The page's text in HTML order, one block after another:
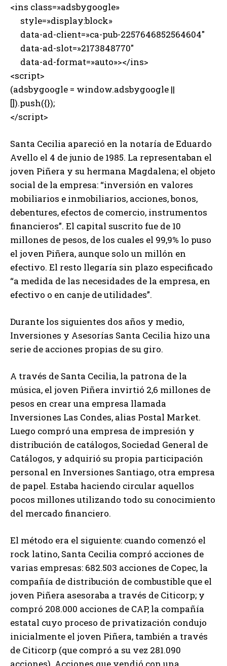
<ins class=»adsbygoogle»
style=»display:block»
data-ad-client=»ca-pub-2257646852564604″
data-ad-slot=»2173848770″
data-ad-format=»auto»></ins>
<script>
(adsbygoogle = window.adsbygoogle ||
[]).push({});
</script>
Santa Cecilia apareció en la notaría de Eduardo
Avello el 4 de junio de 1985. La representaban el
joven Piñera y su hermana Magdalena; el objeto
social de la empresa: “inversión en valores
mobiliarios e inmobiliarios, acciones, bonos,
debentures, efectos de comercio, instrumentos
financieros”. El capital suscrito fue de 10
millones de pesos, de los cuales el 99,9% lo puso
el joven Piñera, aunque solo un millón en
efectivo. El resto llegaría sin plazo especificado
“a medida de las necesidades de la empresa, en
efectivo o en canje de utilidades”.
Durante los siguientes dos años y medio,
Inversiones y Asesorías Santa Cecilia hizo una
serie de acciones propias de su giro.
A través de Santa Cecilia, la patrona de la
música, el joven Piñera invirtió 2,6 millones de
pesos en crear una empresa llamada
Inversiones Las Condes, alias Postal Market.
Luego compró una empresa de impresión y
distribución de catálogos, Sociedad General de
Catálogos, y adquirió su propia participación
personal en Inversiones Santiago, otra empresa
de papel. Estaba haciendo circular aquellos
pocos millones utilizando todo su conocimiento
del mercado financiero.
El método era el siguiente: cuando comenzó el
rock latino, Santa Cecilia compró acciones de
varias empresas: 682.503 acciones de Copec, la
compañía de distribución de combustible que el
joven Piñera asesoraba a través de Citicorp; y
compró 208.000 acciones de CAP, la compañía
estatal cuyo proceso de privatización condujo
inicialmente el joven Piñera, también a través
de Citicorp (que compró a su vez 281.090
acciones). Acciones que vendió con una